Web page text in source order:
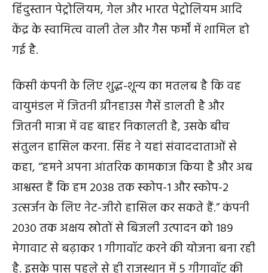
हिंदुस्तान पेट्रोलियम, गेल और भारत पेट्रोलियम आदि
केंद्र के स्वामित्व वाली तेल और गैस फर्मों में शामिल हो
गई है.
किसी कंपनी के लिए शुद्ध-शून्य का मतलब है कि वह
वायुमंडल में जितनी ग्रीनहाउस गैसें डालती है और
जितनी मात्रा में वह बाहर निकालती है, उसके बीच
संतुलन हासिल करना. सिंह ने यहां संवाददाताओं से
कहा, “हमने अपना आंतरिक कामकाज किया है और अब
आश्वस्त हैं कि हम 2038 तक स्कोप-1 और स्कोप-2
उत्सर्जन के लिए नेट-जीरो हासिल कर सकते हैं.” कंपनी
2030 तक अक्षय स्रोतों से बिजली उत्पादन को 189
मेगावाट से बढ़ाकर 1 गीगावॉट करने की योजना बना रही